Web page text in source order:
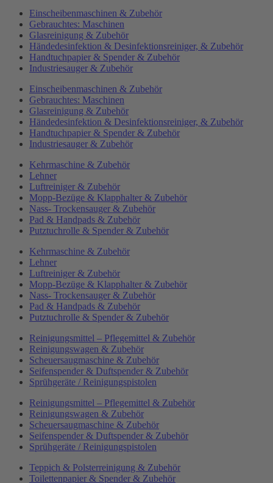
Einscheibenmaschinen & Zubehör
Gebrauchtes: Maschinen
Glasreinigung & Zubehör
Händedesinfektion & Desinfektionsreiniger, & Zubehör
Handtuchpapier & Spender & Zubehör
Industriesauger & Zubehör
Einscheibenmaschinen & Zubehör
Gebrauchtes: Maschinen
Glasreinigung & Zubehör
Händedesinfektion & Desinfektionsreiniger, & Zubehör
Handtuchpapier & Spender & Zubehör
Industriesauger & Zubehör
Kehrmaschine & Zubehör
Lehner
Luftreiniger & Zubehör
Mopp-Bezüge & Klapphalter & Zubehör
Nass- Trockensauger & Zubehör
Pad & Handpads & Zubehör
Putztuchrolle & Spender & Zubehör
Kehrmaschine & Zubehör
Lehner
Luftreiniger & Zubehör
Mopp-Bezüge & Klapphalter & Zubehör
Nass- Trockensauger & Zubehör
Pad & Handpads & Zubehör
Putztuchrolle & Spender & Zubehör
Reinigungsmittel – Pflegemittel & Zubehör
Reinigungswagen & Zubehör
Scheuersaugmaschine & Zubehör
Seifenspender & Duftspender & Zubehör
Sprühgeräte / Reinigungspistolen
Reinigungsmittel – Pflegemittel & Zubehör
Reinigungswagen & Zubehör
Scheuersaugmaschine & Zubehör
Seifenspender & Duftspender & Zubehör
Sprühgeräte / Reinigungspistolen
Teppich & Polsterreinigung & Zubehör
Toilettenpapier & Spender & Zubehör